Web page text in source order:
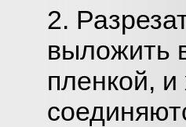
2.
выложить
пленкой, и